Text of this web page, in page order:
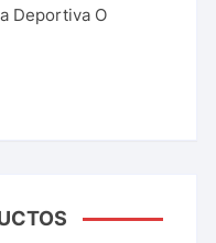
Deportiva O